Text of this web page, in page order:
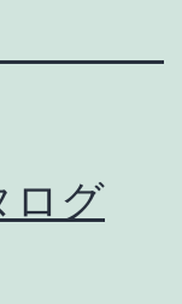
ログ